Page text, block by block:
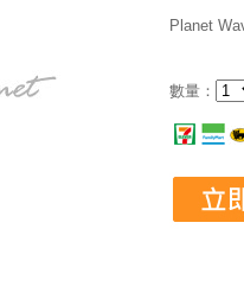
Planet
數量：